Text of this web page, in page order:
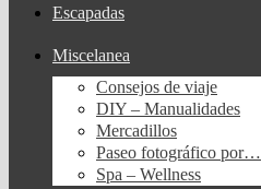
Escapadas
Miscelanea
Consejos de viaje
DIY – Manualidades
Mercadillos
Paseo fotográfico por…
Spa – Wellness